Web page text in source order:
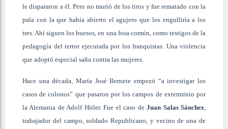
le dispararon a él. Pero no murió de los tiros y fue rematado con la
pala con la que había abierto el agujero que los engulliría a los
tres. Ahí siguen los huesos, en una fosa común, como testigos de la
pedagogía del terror ejecutada por los franquistas. Una violencia
que adoptó especial saña contra las mujeres.
Hace una década, María José Bernete empezó “a investigar los
casos de colonos” que pasaron por los campos de exterminio por
la Alemania de Adolf Hitler. Fue el caso deJuan Salas Sánchez,
trabajador del campo, soldado Republicano, y vecino de una de